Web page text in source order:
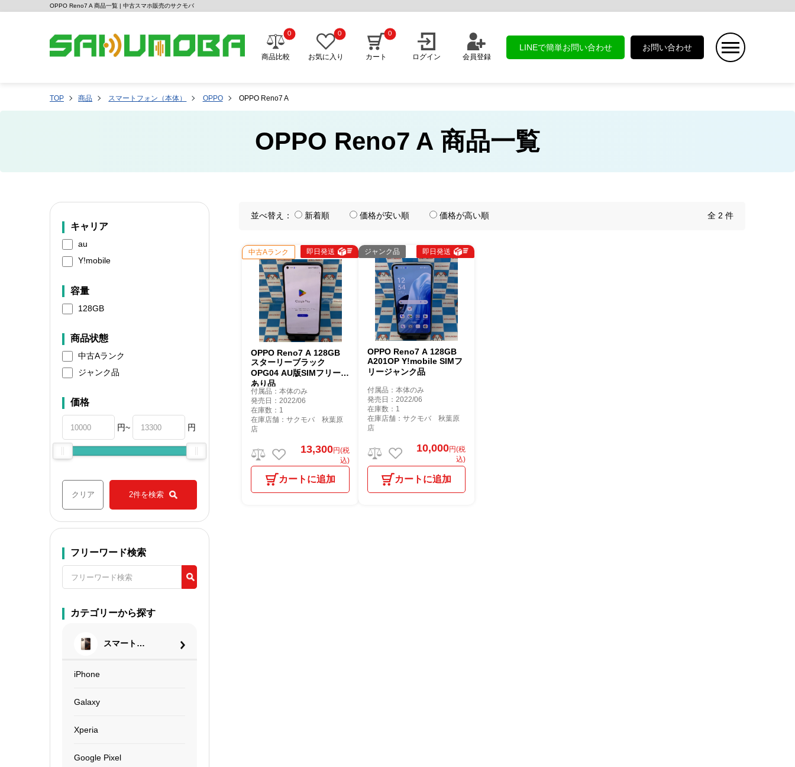
OPPO Reno7 A 商品一覧 | 中古スマホ販売のサクモバ
商品比較
0
お気に入り
0
カート
0
ログイン 会員登録
LINEで簡単お問い合わせ お問い合わせ
TOP 商品 スマートフォン（本体） OPPO OPPO Reno7 A
OPPO Reno7 A 商品一覧
キャリア
au
Y!mobile
容量
128GB
商品状態
中古Aランク
ジャンク品
価格
円~ 円
クリア 2件を検索
フリーワード検索
カテゴリーから探す
スマートフ
iPhone
Galaxy
Xperia
Google Pixel
並べ替え： 新着順 価格が安い順 価格が高い順 全 2 件
中古Aランク 即日発送
OPPO Reno7 A 128GB
スターリーブラック
OPG04 AU版SIMフリー訳
あり品
付属品：本体のみ
発売日：2022/06
在庫数：1
在庫店舗：サクモバ 秋葉原
店
13,300円(税
込)
カートに追加
ジャンク品 即日発送
OPPO Reno7 A 128GB
A201OP Y!mobile SIMフ
リージャンク品
付属品：本体のみ
発売日：2022/06
在庫数：1
在庫店舗：サクモバ 秋葉原
店
10,000円(税
込)
カートに追加